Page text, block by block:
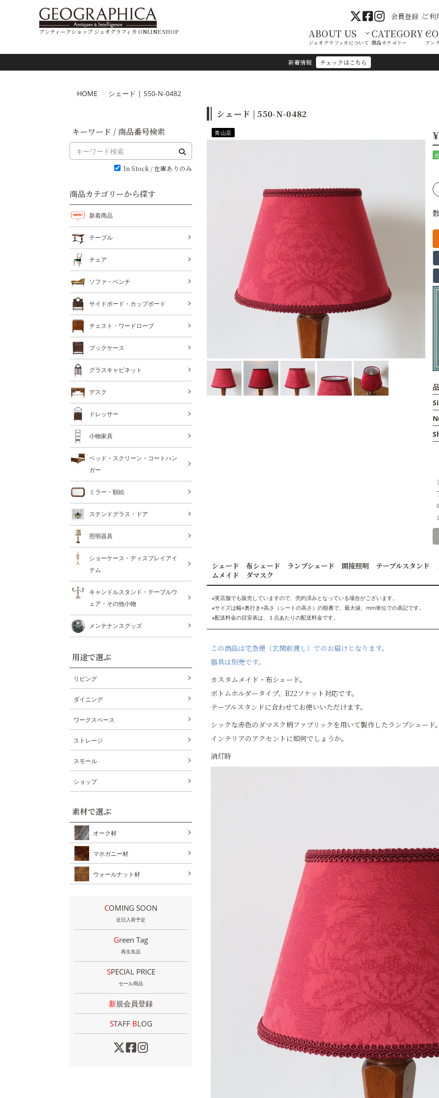
新着情報 チェックはこちら
アンティークショップ ジェオグラフィカ ONLINE SHOP
会員登録 ご利
ABOUT US
ジェオグラフィカについて
CATEGORY
商品カテゴリー アン
HOME シェード | 550-N-0482
シェード | 550-N-0482
青山店
シェード 布シェード ランプシェード 間接照明 テーブルスタン
ムメイド ダマスク
※実店舗でも販売していますので、売約済みとなっている場合がございます。
※サイズは幅×奥行き×高さ（シートの高さ）の順番で、最大値、mm単位での表記です。
※配送料金の目安表は、１点あたりの配送料金です。
この商品は宅急便（玄関前渡し）でのお届けとなります。
器具は別売です。
カスタムメイド・布シェード。
ボトムホルダータイプ、B22ソケット対応です。
テーブルスタンドに合わせてお使いいただけます。
シックな赤色のダマスク柄ファブリックを用いて製作したランプシェード
インテリアのアクセントに如何でしょうか。
消灯時
キーワード / 商品番号検索
In Stock / 在庫ありのみ
商品カテゴリーから探す
新着商品
テーブル
チェア
ソファ・ベンチ
サイドボード・カップボード
チェスト・ワードローブ
ブックケース
グラスキャビネット
デスク
ドレッサー
小物家具
ベッド・スクリーン・コートハン
ガー
ミラー・額絵
ステンドグラス・ドア
照明器具
ショーケース・ディスプレイアイ
テム
キャンドルスタンド・テーブルウ
ェア・その他小物
メンテナンスグッズ
用途で選ぶ
リビング
ダイニング
ワークスペース
ストレージ
スモール
ショップ
素材で選ぶ
オーク材
マホガニー材
ウォールナット材
COMING SOON
近日入荷予定
Green Tag
再生良品
SPECIAL PRICE
セール商品
新規会員登録
STAFF BLOG